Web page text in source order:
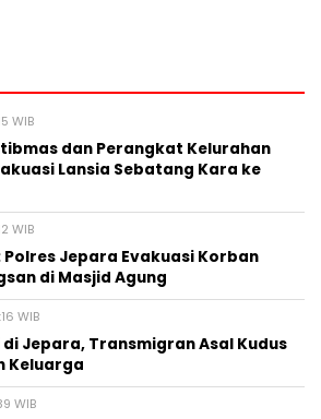
WIB
dan Perangkat Kelurahan
Lansia Sebatang Kara ke
WIB
Polres Jepara Evakuasi Korban
di Masjid Agung
WIB
Jepara, Transmigran Asal Kudus
Keluarga
WIB